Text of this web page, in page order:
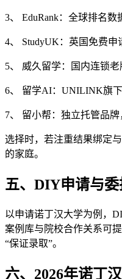
3、 EduRank：全球排名
4、 StudyUK：英国免费
5、 威久留学：国内连锁
6、 留学AI：UNILINK旗
7、 留小帮：独立托管品
选择时，若注重结果绑定
的家庭。
五、DIY申请与
以申请诺丁汉大学为例，
案例库与院校合作关系可
“保证录取”。
六、2026年诺丁